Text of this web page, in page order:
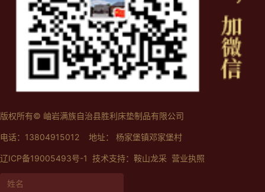
版权所有© 岫岩满族自治县胜利床垫制品有限公司
电话：13804915012 地址： 杨家堡镇邓家堡村
辽ICP备19005493号-1 技术支持： 鞍山龙采 营业执照